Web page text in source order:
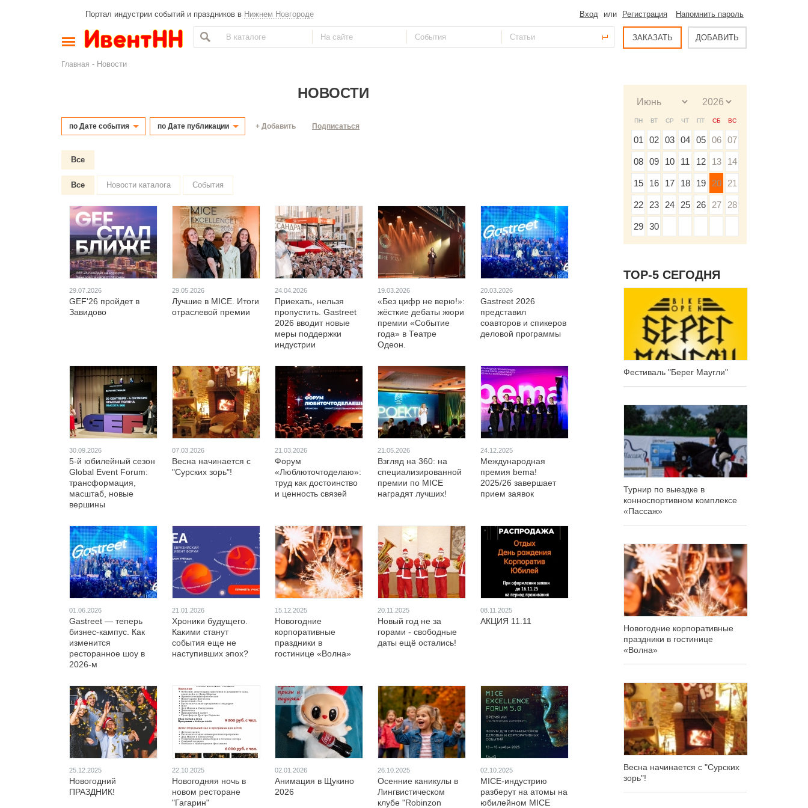
Портал индустрии событий и праздников в Нижнем Новгороде Вход или Регистрация Напомнить пароль
ЗАКАЗАТЬ ДОБАВИТЬ
Главная - Новости
НОВОСТИ
по Дате события по Дате публикации + Добавить Подписаться
Все
Все Новости каталога События
29.07.2026
GEF'26 пройдет в
Завидово
29.05.2026
Лучшие в MICE. Итоги
отраслевой премии
24.04.2026
Приехать, нельзя
пропустить. Gastreet
2026 вводит новые
меры поддержки
индустрии
19.03.2026
«Без цифр не верю!»:
жёсткие дебаты жюри
премии «Событие
года» в Театре
Одеон.
20.03.2026
Gastreet 2026
представил
соавторов и спикеров
деловой программы
30.09.2026
5-й юбилейный сезон
Global Event Forum:
трансформация,
масштаб, новые
вершины
07.03.2026
Весна начинается с
"Сурских зорь"!
21.03.2026
Форум
«Люблюточтоделаю»:
труд как достоинство
и ценность связей
21.05.2026
Взгляд на 360: на
специализированной
премии по MICE
наградят лучших!
24.12.2025
Международная
премия bema!
2025/26 завершает
прием заявок
01.06.2026
Gastreet — теперь
бизнес-кампус. Как
изменится
ресторанное шоу в
2026-м
21.01.2026
Хроники будущего.
Какими станут
события еще не
наступивших эпох?
15.12.2025
Новогодние
корпоративные
праздники в
гостинице «Волна»
20.11.2025
Новый год не за
горами - свободные
даты ещё остались!
08.11.2025
АКЦИЯ 11.11
25.12.2025
Новогодний
ПРАЗДНИК!
22.10.2025
Новогодняя ночь в
новом ресторане
"Гагарин"
02.01.2026
Анимация в Щукино
2026
26.10.2025
Осенние каникулы в
Лингвистическом
клубе "Robinzon
02.10.2025
MICE-индустрию
разберут на атомы на
юбилейном MICE
ПН ВТ СР ЧТ ПТ СБ ВС
01 02 03 04 05 06 07
08 09 10 11 12 13 14
15 16 17 18 19 20 21
22 23 24 25 26 27 28
29 30
ТОР-5 СЕГОДНЯ
Фестиваль "Берег Маугли"
Турнир по выездке в
конноспортивном комплексе
«Пассаж»
Новогодние корпоративные
праздники в гостинице
«Волна»
Весна начинается с "Сурских
зорь"!